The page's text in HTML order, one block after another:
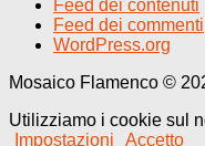
Feed dei contenuti
Feed dei commenti
WordPress.org
Mosaico Flamenco ©
Utilizziamo i cookie sul
Impostazioni
Accetto